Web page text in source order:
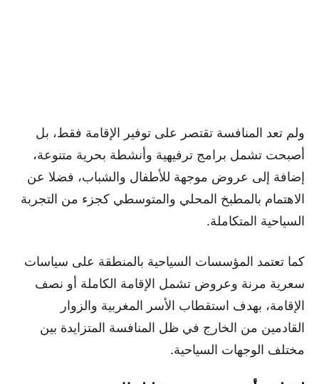
ولم تعد المنافسة تقتصر على توفير الإقامة فقط، بل
أصبحت تشمل برامج ترفيهية وأنشطة بحرية متنوعة،
إضافة إلى عروض موجهة للأطفال والشباب، فضلا عن
الاهتمام بالمطبخ المحلي والمتوسطي كجزء من التجربة
السياحية المتكاملة.
كما تعتمد المؤسسات السياحية بالمنطقة على سياسات
سعرية مرنة وعروض تشمل الإقامة الكاملة أو نصف
الإقامة، بهدف استقطاب الأسر المغربية والزوار
القادمين من الخارج في ظل المنافسة المتزايدة بين
مختلف الوجهات السياحية.